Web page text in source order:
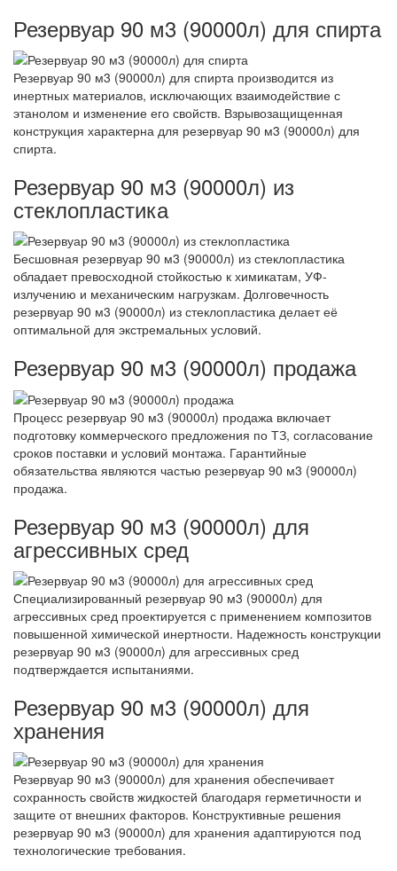
Резервуар 90 м3 (90000л) для спирта
Резервуар 90 м3 (90000л) для спирта производится из
инертных материалов, исключающих взаимодействие с
этанолом и изменение его свойств. Взрывозащищенная
конструкция характерна для резервуар 90 м3 (90000л) для
спирта.
Резервуар 90 м3 (90000л) из
стеклопластика
Бесшовная резервуар 90 м3 (90000л) из стеклопластика
обладает превосходной стойкостью к химикатам, УФ-
излучению и механическим нагрузкам. Долговечность
резервуар 90 м3 (90000л) из стеклопластика делает её
оптимальной для экстремальных условий.
Резервуар 90 м3 (90000л) продажа
Процесс резервуар 90 м3 (90000л) продажа включает
подготовку коммерческого предложения по ТЗ, согласование
сроков поставки и условий монтажа. Гарантийные
обязательства являются частью резервуар 90 м3 (90000л)
продажа.
Резервуар 90 м3 (90000л) для
агрессивных сред
Специализированный резервуар 90 м3 (90000л) для
агрессивных сред проектируется с применением композитов
повышенной химической инертности. Надежность конструкции
резервуар 90 м3 (90000л) для агрессивных сред
подтверждается испытаниями.
Резервуар 90 м3 (90000л) для
хранения
Резервуар 90 м3 (90000л) для хранения обеспечивает
сохранность свойств жидкостей благодаря герметичности и
защите от внешних факторов. Конструктивные решения
резервуар 90 м3 (90000л) для хранения адаптируются под
технологические требования.